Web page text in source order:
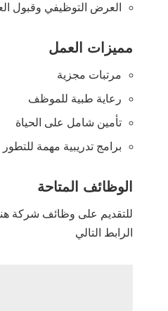
العرض التوظيفي وقبول
مميزات العمل
مرتبات مجزية
رعاية طبية للموظف
تأمين شامل على الحياة
برامج تدريبية مهمة للتطور
الوظائف المتاحة
للتقديم على وظائف شركة
الرابط التالي